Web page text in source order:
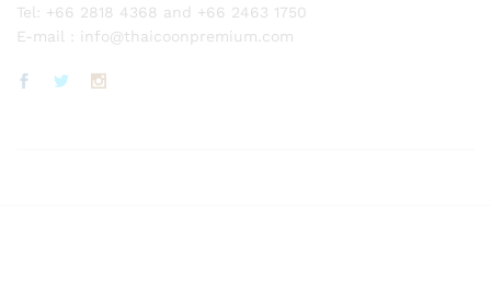
Tel: +66 2818 4368 and +66 2463 1750
E-mail : info@thaicoonpremium.com